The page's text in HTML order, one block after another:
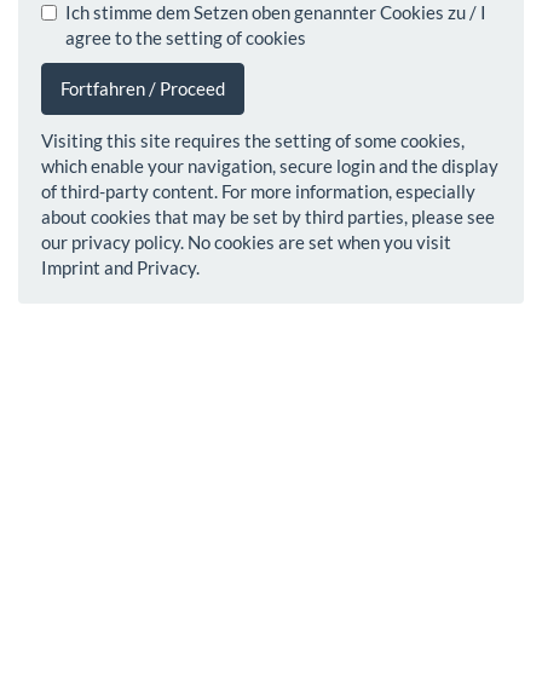
Ich stimme dem Setzen oben genannter Cookies zu / I
agree to the setting of cookies
Fortfahren / Proceed
Visiting this site requires the setting of some cookies,
which enable your navigation, secure login and the display
of third-party content. For more information, especially
about cookies that may be set by third parties, please see
our privacy policy. No cookies are set when you visit
Imprint and Privacy.